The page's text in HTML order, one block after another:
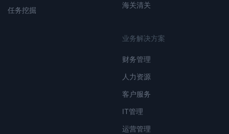
任务挖掘
海关清关
业务解决方案
财务管理
人力资源
客户服务
IT管理
运营管理